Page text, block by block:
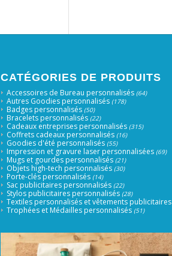
CATÉGORIES DE PRODUITS
Accessoires de Bureau personnalisés (64)
Autres Goodies personnalisés (178)
Badges personnalisés (50)
Bracelets personnalisés (22)
Cadeaux entreprises personnalisés (315)
Coffrets cadeaux personnalisés (16)
Goodies d'été personnalisés (55)
Impression et gravure laser personnalisées (69)
Mugs et gourdes personnalisés (21)
Objets high-tech personnalisés (30)
Porte-clés personnalisés (14)
Sac publicitaires personnalisés (22)
Stylos publicitaires personnalisés (28)
Textiles personnalisés et vêtements publicitaires
Trophées et Médailles personnalisés (51)